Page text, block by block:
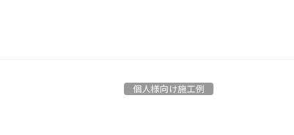
個人様向け施工例